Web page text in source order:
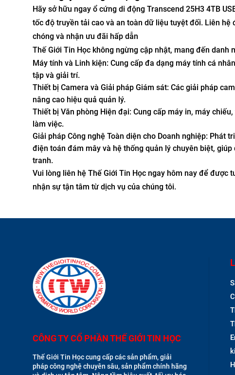
Hãy sở hữu ngay ổ cứng di động Transcend 25H3 4TB
tốc độ truyền tải cao và an toàn dữ liệu tuyệt đối. Liên
chóng và nhận ưu đãi hấp dẫn
Thế Giới Tin Học không ngừng cập nhật, mang đến danh
Máy tính và Linh kiện: Cung cấp đa dạng máy tính cá
tập và giải trí.
Thiết bị Camera và Giải pháp Giám sát: Các giải pháp
nâng cao hiệu quả quản lý.
Thiết bị Văn phòng Hiện đại: Cung cấp máy in, máy
làm việc.
Giải pháp Công nghệ Toàn diện cho Doanh nghiệp: Phát
điện toán đám mây và hệ thống quản lý chuyên biệt,
tranh.
Vui lòng liên hệ Thế Giới Tin Học ngay hôm nay để được
nhận sự tận tâm từ dịch vụ của chúng tôi.
CÔNG TY CỔ PHẦN THẾ GIỚI TIN HỌC
Thế Giới Tin Học cung cấp các sản phẩm, giải
pháp công nghệ chuyên sâu, sản phẩm chính hãng